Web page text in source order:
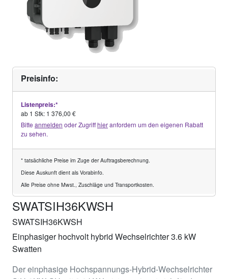
Preisinfo:
Listenpreis:*
ab 1 Stk: 1 376,00 €
Bitte anmelden oder Zugriffhieranfordern um den eigenen Rabatt
zu sehen.
* tatsächliche Preise im Zuge der Auftragsberechnung.
Diese Auskunft dient als Vorabinfo.
Alle Preise ohne Mwst., Zuschläge und Transportkosten.
SWATSIH36KWSH
SWATSIH36KWSH
Einphasiger hochvolt hybrid Wechselrichter 3.6 kW
Swatten
Der einphasige Hochspannungs-Hybrid-Wechselrichter